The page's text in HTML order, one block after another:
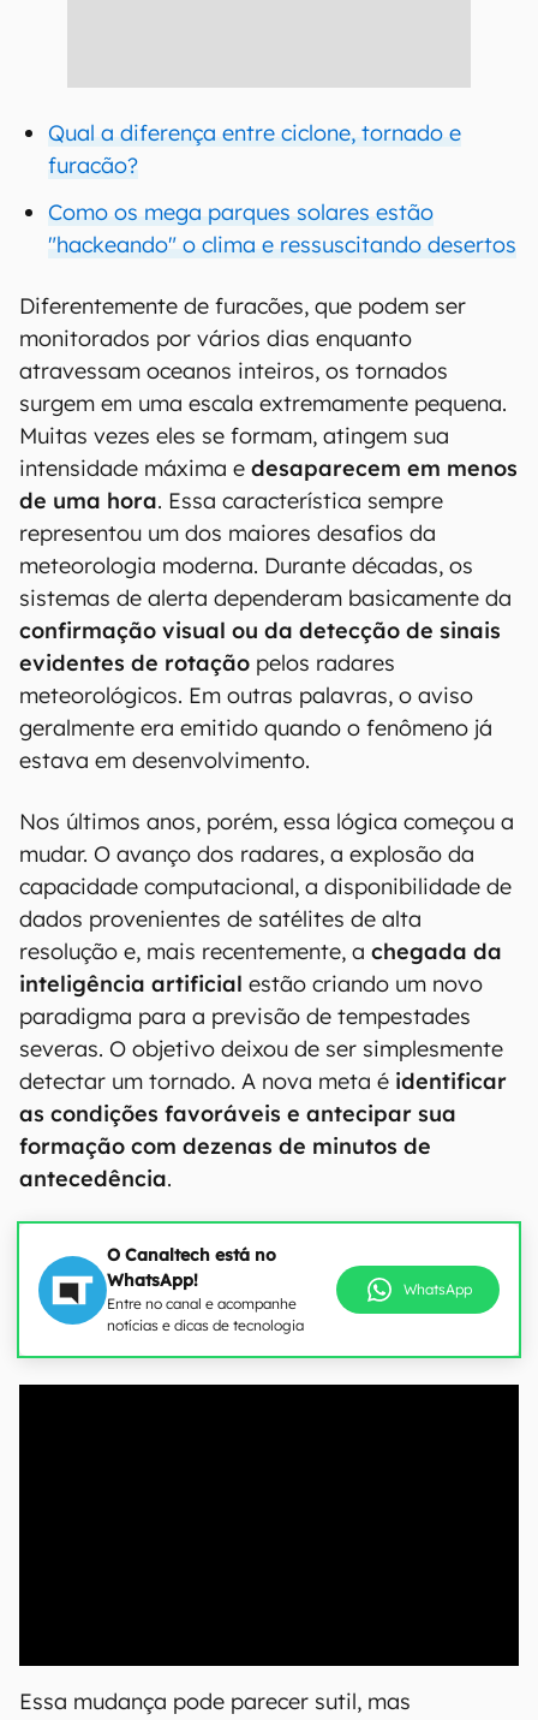
Qual a diferença entre ciclone, tornado e
furacão?
Como os mega parques solares estão
"hackeando" o clima e ressuscitando desertos
Diferentemente de furacões, que podem ser
monitorados por vários dias enquanto
atravessam oceanos inteiros, os tornados
surgem em uma escala extremamente pequena.
Muitas vezes eles se formam, atingem sua
intensidade máxima e desaparecem em menos
de uma hora. Essa característica sempre
representou um dos maiores desafios da
meteorologia moderna. Durante décadas, os
sistemas de alerta dependeram basicamente da
confirmação visual ou da detecção de sinais
evidentes de rotação pelos radares
meteorológicos. Em outras palavras, o aviso
geralmente era emitido quando o fenômeno já
estava em desenvolvimento.
Nos últimos anos, porém, essa lógica começou a
mudar. O avanço dos radares, a explosão da
capacidade computacional, a disponibilidade de
dados provenientes de satélites de alta
resolução e, mais recentemente, a chegada da
inteligência artificial estão criando um novo
paradigma para a previsão de tempestades
severas. O objetivo deixou de ser simplesmente
detectar um tornado. A nova meta é identificar
as condições favoráveis e antecipar sua
formação com dezenas de minutos de
antecedência.
O Canaltech está no
WhatsApp!
Entre no canal e acompanhe
notícias e dicas de tecnologia
WhatsApp
Essa mudança pode parecer sutil, mas